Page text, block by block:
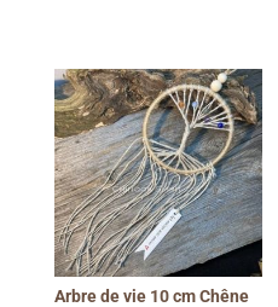
Arbre de vie 10 cm Chêne